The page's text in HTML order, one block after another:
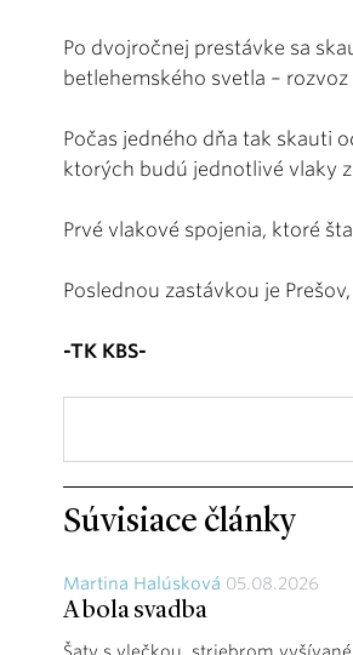
Po dvojročnej prestávke sa
betlehemského svetla –
Počas jedného dňa tak skauti
ktorých budú jednotlivé vlaky
Prvé vlakové spojenia, ktoré
Poslednou zastávkou je
-TK KBS-
Súvisiace články
Martina Halúsková 05.08.2026
A bola svadba